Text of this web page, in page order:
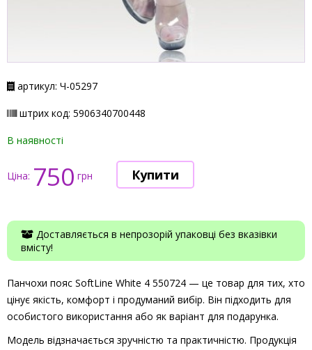
артикул: Ч-05297
штрих код: 5906340700448
В наявності
Ціна: 750 грн
Доставляється в непрозорій упаковці без вказівки
вмісту!
Панчохи пояс SoftLine White 4 550724 — це товар для тих, хто
цінує якість, комфорт і продуманий вибір. Він підходить для
особистого використання або як варіант для подарунка.
Модель відзначається зручністю та практичністю. Продукція